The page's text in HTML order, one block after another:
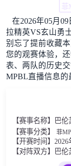
足球新闻
篮球新闻
菲
在2026年05月
拉精英VS玄山勇
别忘了提前收藏
您的观赛体验，
表、两队的历史
MPBL直播信息的
【赛事名称】巴
【赛事分类】 菲
【开赛时间】
【对阵双方】巴